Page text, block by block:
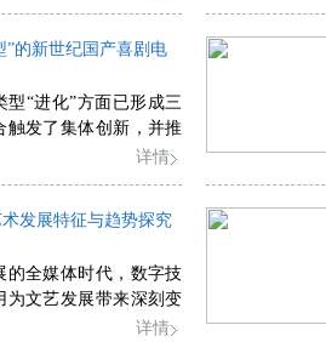
径与未来愿景等问题的
、符号化的超真实形
框架的符号消费，在
与式创作中，资本、虚
一场审美的幻象。
”的新世纪国产喜剧电
“进化”方面已形成三
触发了集体创新，并推
二，类型互渗契合受
面临创作层面和传播
来，国产喜剧应推动喜
的“进化”，从“类型融
详情
发展特征与趋势探究
的全媒体时代，数字技
为文艺发展带来深刻变
字化、网络化、智能
详情